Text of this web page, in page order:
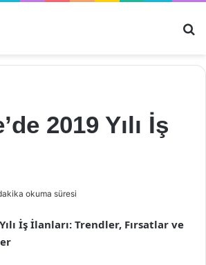
2019 Yılı İş
okuma süresi
İş İlanları: Trendler, Fırsatlar ve